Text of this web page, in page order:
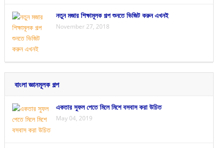
নতুন মজার শিক্ষামূলক গল্প শুনতে ভিজিট করুন এখনই
November 27, 2018
বাংলা জ্ঞানমূলক গল্প
একতার সুফল পেতে মিলে মিশে বসবাস করা উচিত
May 04, 2019